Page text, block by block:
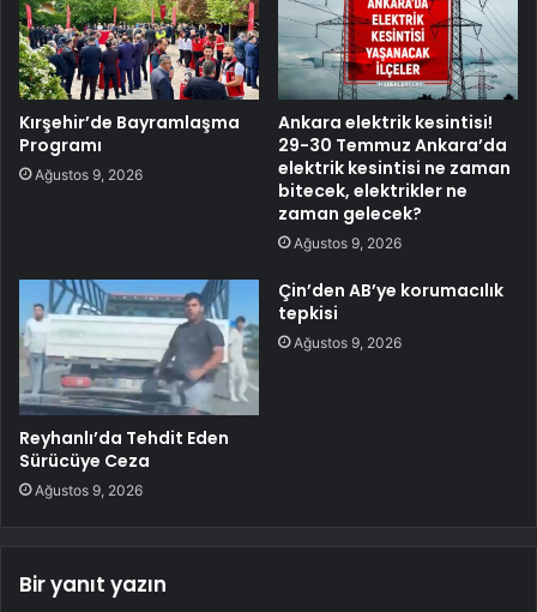
Kırşehir’de Bayramlaşma
Programı
Ağustos 9, 2026
Ankara elektrik kesintisi!
29-30 Temmuz Ankara’da
elektrik kesintisi ne zaman
bitecek, elektrikler ne
zaman gelecek?
Ağustos 9, 2026
Reyhanlı’da Tehdit Eden
Sürücüye Ceza
Ağustos 9, 2026
Çin’den AB’ye korumacılık
tepkisi
Ağustos 9, 2026
Bir yanıt yazın